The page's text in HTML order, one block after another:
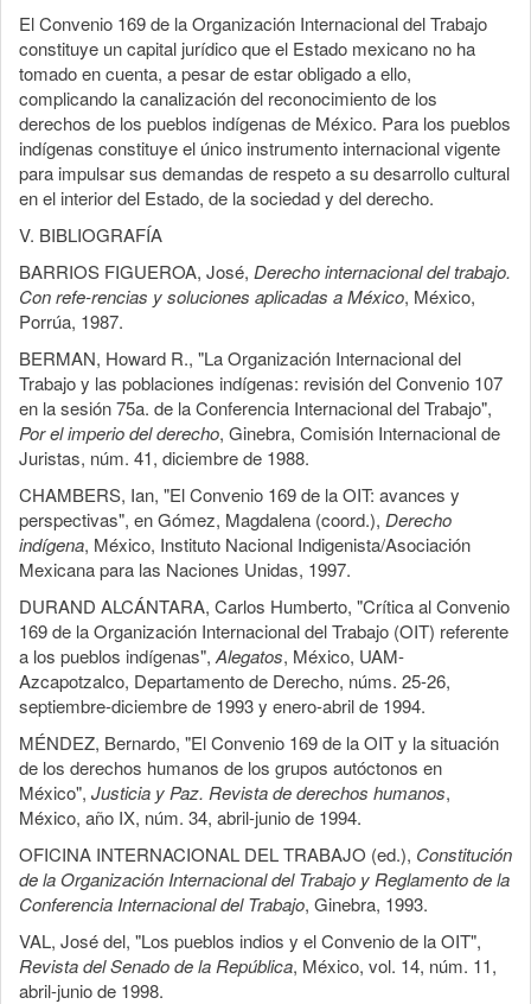
El Convenio 169 de la Organización Internacional del Trabajo
constituye un capital jurídico que el Estado mexicano no ha
tomado en cuenta, a pesar de estar obligado a ello,
complicando la canalización del reconocimiento de los
derechos de los pueblos indígenas de México. Para los pueblos
indígenas constituye el único instrumento internacional vigente
para impulsar sus demandas de respeto a su desarrollo cultural
en el interior del Estado, de la sociedad y del derecho.
V. BIBLIOGRAFÍA
BARRIOS FIGUEROA, José, Derecho internacional del trabajo.
Con refe-rencias y soluciones aplicadas a México, México,
Porrúa, 1987.
BERMAN, Howard R., "La Organización Internacional del
Trabajo y las poblaciones indígenas: revisión del Convenio 107
en la sesión 75a. de la Conferencia Internacional del Trabajo",
Por el imperio del derecho, Ginebra, Comisión Internacional de
Juristas, núm. 41, diciembre de 1988.
CHAMBERS, Ian, "El Convenio 169 de la OIT: avances y
perspectivas", en Gómez, Magdalena (coord.), Derecho
indígena, México, Instituto Nacional Indigenista/Asociación
Mexicana para las Naciones Unidas, 1997.
DURAND ALCÁNTARA, Carlos Humberto, "Crítica al Convenio
169 de la Organización Internacional del Trabajo (OIT) referente
a los pueblos indígenas", Alegatos, México, UAM-
Azcapotzalco, Departamento de Derecho, núms. 25-26,
septiembre-diciembre de 1993 y enero-abril de 1994.
MÉNDEZ, Bernardo, "El Convenio 169 de la OIT y la situación
de los derechos humanos de los grupos autóctonos en
México", Justicia y Paz. Revista de derechos humanos,
México, año IX, núm. 34, abril-junio de 1994.
OFICINA INTERNACIONAL DEL TRABAJO (ed.), Constitución
de la Organización Internacional del Trabajo y Reglamento de la
Conferencia Internacional del Trabajo, Ginebra, 1993.
VAL, José del, "Los pueblos indios y el Convenio de la OIT",
Revista del Senado de la República, México, vol. 14, núm. 11,
abril-junio de 1998.